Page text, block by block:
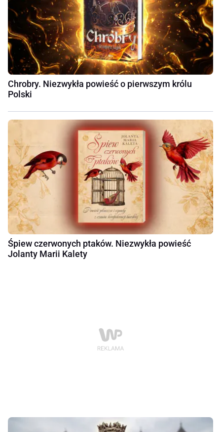
Chrobry. Niezwykła powieść o pierwszym królu
Polski
Śpiew czerwonych ptaków. Niezwykła powieść
Jolanty Marii Kalety